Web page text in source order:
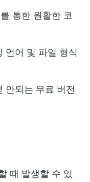
통한 원활한 코
언어 및 파일 형식
안되는 무료 버전
때 발생할 수 있